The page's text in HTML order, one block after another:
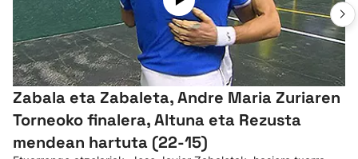
Zabala eta Zabaleta, Andre Maria Zuriaren
Torneoko finalera, Altuna eta Rezusta
mendean hartuta (22-15)